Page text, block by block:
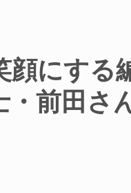
顔にす
・前田さ